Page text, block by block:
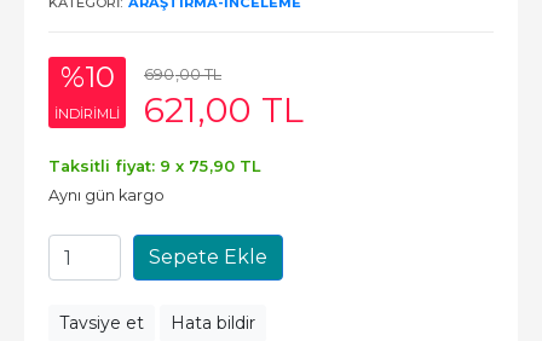
%10
INDIRIMLI
690,00TL
621,00 TL
Taksitli fiyat: 9 x 75,90 TL
Aynı gün kargo
Sepete Ekle
Tavsiye et Hata bildir